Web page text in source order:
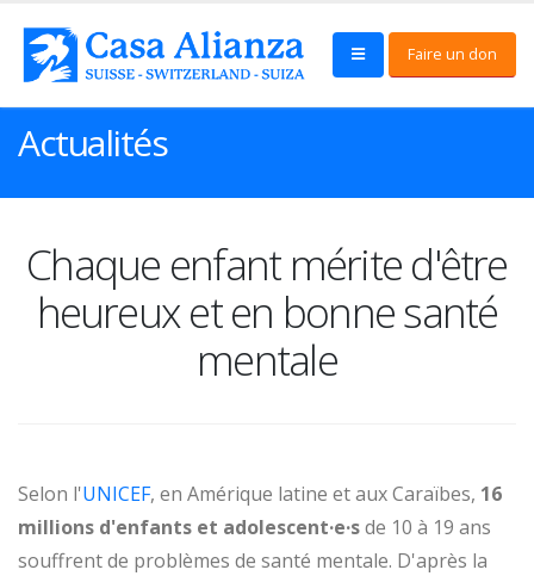
Faire un don
Actualités
Chaque enfant mérite d'être
heureux et en bonne santé
mentale
Selon l'UNICEF, en Amérique latine et aux Caraïbes, 16
millions d'enfants et adolescent·e·sde 10 à 19 ans
souffrent de problèmes de santé mentale. D'après la